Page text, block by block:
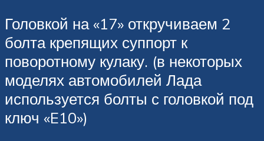
Головкой на «17» откручиваем 2
болта крепящих суппорт к
поворотному кулаку. (в некоторых
моделях автомобилей Лада
используется болты с головкой под
ключ «E10»)